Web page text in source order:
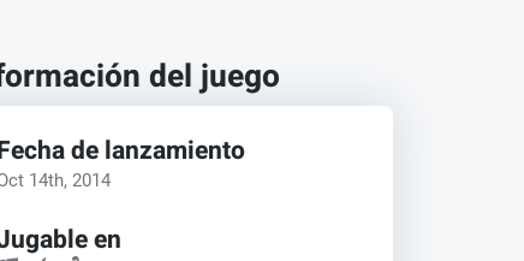
del juego
de lanzamiento
14th, 2014
en